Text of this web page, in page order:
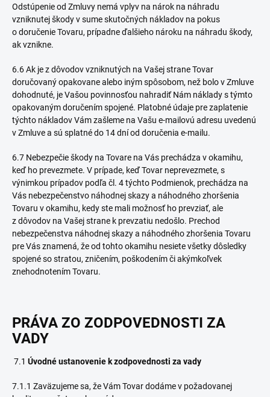
Odstúpenie od Zmluvy nemá vplyv na nárok na náhradu
vzniknutej škody v sume skutočných nákladov na pokus
o doručenie Tovaru, prípadne ďalšieho nároku na náhradu škody,
ak vznikne.
6.6 Ak je z dôvodov vzniknutých na Vašej strane Tovar
doručovaný opakovane alebo iným spôsobom, než bolo v Zmluve
dohodnuté, je Vašou povinnosťou nahradiť Nám náklady s týmto
opakovaným doručením spojené. Platobné údaje pre zaplatenie
týchto nákladov Vám zašleme na Vašu e-mailovú adresu uvedenú
v Zmluve a sú splatné do 14 dní od doručenia e-mailu.
6.7 Nebezpečie škody na Tovare na Vás prechádza v okamihu,
keď ho prevezmete. V prípade, keď Tovar neprevezmete, s
výnimkou prípadov podľa čl. 4týchto Podmienok, prechádza na
Vás nebezpečenstvo náhodnej skazy a náhodného zhoršenia
Tovaru v okamihu, kedy ste mali možnosť ho prevziať, ale
z dôvodov na Vašej strane k prevzatiu nedošlo. Prechod
nebezpečenstva náhodnej skazy a náhodného zhoršenia Tovaru
pre Vás znamená, že od tohto okamihu nesiete všetky dôsledky
spojené so stratou, zničením, poškodením či akýmkoľvek
znehodnotením Tovaru.
PRÁVA ZO ZODPOVEDNOSTI ZA
VADY
7.1 Úvodné ustanovenie k zodpovednosti za vady
7.1.1 Zaväzujeme sa, že Vám Tovar dodáme v požadovanej